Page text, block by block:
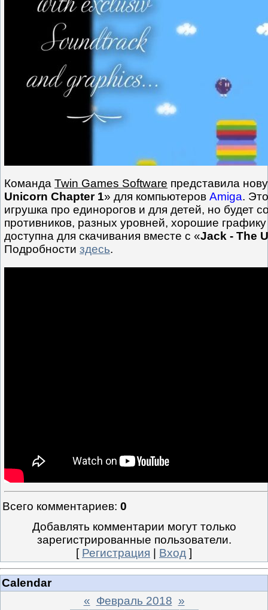
Команда Twin Games Software представила
Unicorn Chapter 1» для компьютеров Amiga.
игрушка про единорогов и для детей, но будет
противников, разных уровней, хорошие
доступна для скачивания вместе с «Jack - The
Подробности здесь.
Всего комментариев: 0
Добавлять комментарии могут только
зарегистрированные пользователи.
[ Регистрация Вход ]
Calendar
« Февраль 2018 »